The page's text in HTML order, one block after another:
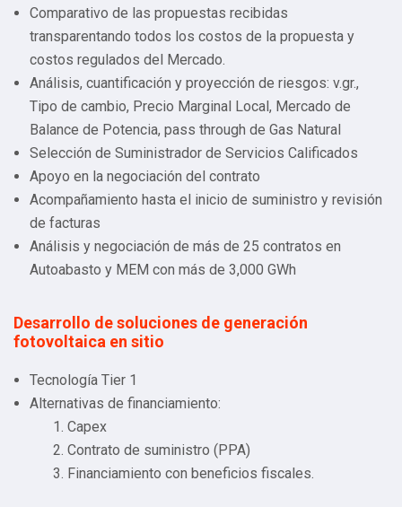
Comparativo de las propuestas recibidas
transparentando todos los costos de la propuesta y
costos regulados del Mercado.
Análisis, cuantificación y proyección de riesgos: v.gr.,
Tipo de cambio, Precio Marginal Local, Mercado de
Balance de Potencia, pass through de Gas Natural
Selección de Suministrador de Servicios Calificados
Apoyo en la negociación del contrato
Acompañamiento hasta el inicio de suministro y revisión
de facturas
Análisis y negociación de más de 25 contratos en
Autoabasto y MEM con más de 3,000 GWh
Desarrollo de soluciones de generación
fotovoltaica en sitio
Tecnología Tier 1
Alternativas de financiamiento:
Capex
Contrato de suministro (PPA)
Financiamiento con beneficios fiscales.